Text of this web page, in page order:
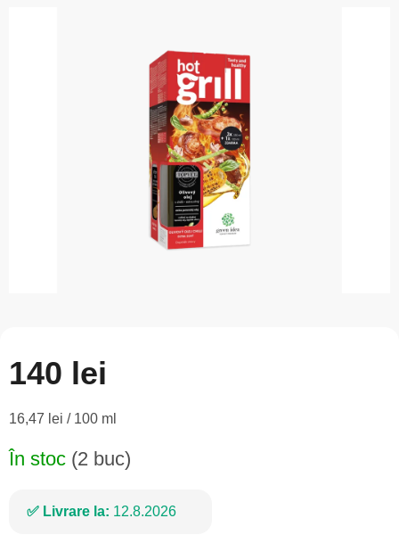
140 lei
Evaluare
16,47 lei / 100 ml
În stoc (2 buc)
Livrare la: 12.8.2026